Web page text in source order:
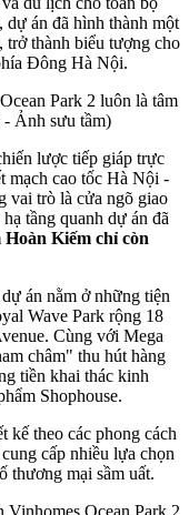
án đã hình thành một
trở thành biểu tượng cho
Đông Hà Nội.
Park 2 luôn là tâm
Ảnh sưu tầm)
lược tiếp giáp trực
mạch cao tốc Hà Nội -
vai trò là cửa ngõ giao
tầng quanh dự án đã
Kiếm chỉ còn
án nằm ở những tiện
Wave Park rộng 18
Cùng với Mega
châm" thu hút hàng
tiền khai thác kinh
Shophouse.
kế theo các phong cách
cấp nhiều lựa chọn
thương mại sầm uất.